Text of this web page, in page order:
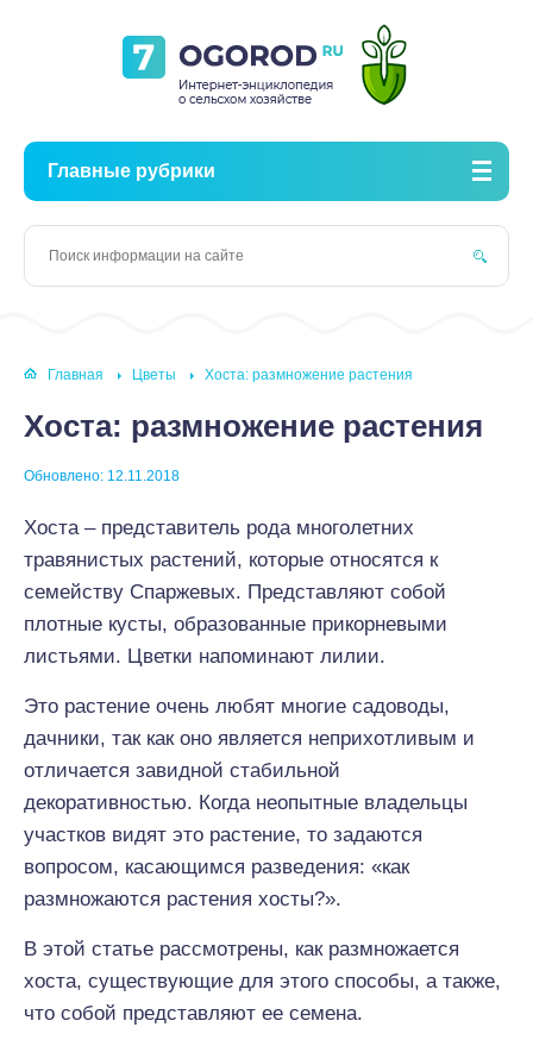
Главные рубрики
Главная Цветы Хоста: размножение растения
Хоста: размножение растения
Обновлено: 12.11.2018
Хоста – представитель рода многолетних
травянистых растений, которые относятся к
семейству Спаржевых. Представляют собой
плотные кусты, образованные прикорневыми
листьями. Цветки напоминают лилии.
Это растение очень любят многие садоводы,
дачники, так как оно является неприхотливым и
отличается завидной стабильной
декоративностью. Когда неопытные владельцы
участков видят это растение, то задаются
вопросом, касающимся разведения: «как
размножаются растения хосты?».
В этой статье рассмотрены, как размножается
хоста, существующие для этого способы, а также,
что собой представляют ее семена.